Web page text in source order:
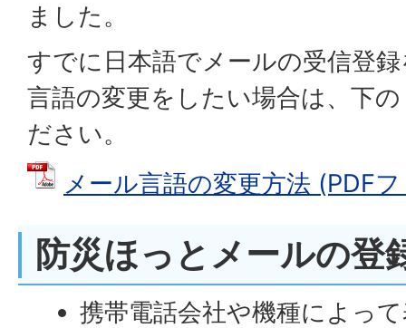
ました。
すでに日本語でメールの受信登
言語の変更をしたい場合は、下
ださい。
メール言語の変更方法 (PDF
防災ほっとメールの登
携帯電話会社や機種によっ